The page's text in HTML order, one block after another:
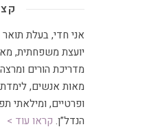
אני חדי, בעלת
יועצת משפחתית,
מדריכת הורים ומרצה
מאות אנשים,
ופרטיים, ומילאתי
הנדל”ן. קראו עוד >